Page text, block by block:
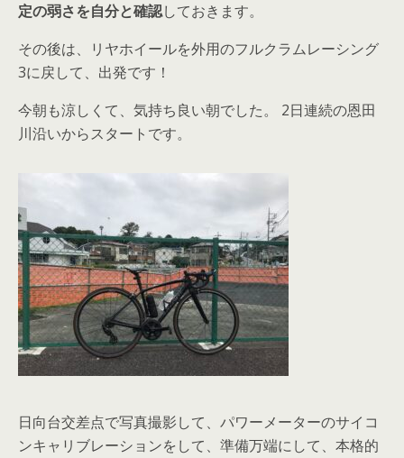
定の弱さを自分と確認しておきます。
その後は、リヤホイールを外用のフルクラムレーシング
3に戻して、出発です！
今朝も涼しくて、気持ち良い朝でした。 2日連続の恩田
川沿いからスタートです。
日向台交差点で写真撮影して、パワーメーターのサイコ
ンキャリブレーションをして、準備万端にして、本格的